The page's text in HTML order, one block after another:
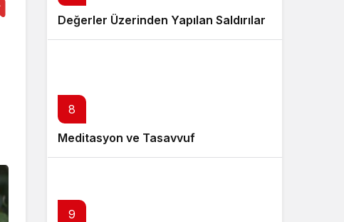
Değerler Üzerinden Yapılan Saldırılar
8
Meditasyon ve Tasavvuf
9